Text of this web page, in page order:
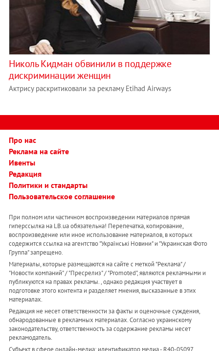
Николь Кидман обвинили в поддержке
дискриминации женщин
Актрису раскритиковали за рекламу Etihad Airways
Про нас
Реклама на сайте
Ивенты
Редакция
Политики и стандарты
Пользовательское соглашение
При полном или частичном воспроизведении материалов прямая
гиперссылка на LB.ua обязательна! Перепечатка, копирование,
воспроизведение или иное использование материалов, в которых
содержится ссылка на агентство "Українськi Новини" и "Украинская Фото
Группа" запрещено.
Материалы, которые размещаются на сайте с меткой "Реклама" /
"Новости компаний" / "Пресрелиз" / "Promoted", являются рекламными и
публикуются на правах рекламы. , однако редакция участвует в
подготовке этого контента и разделяет мнения, высказанные в этих
материалах.
Редакция не несет ответственности за факты и оценочные суждения,
обнародованные в рекламных материалах. Согласно украинскому
законодательству, ответственность за содержание рекламы несет
рекламодатель.